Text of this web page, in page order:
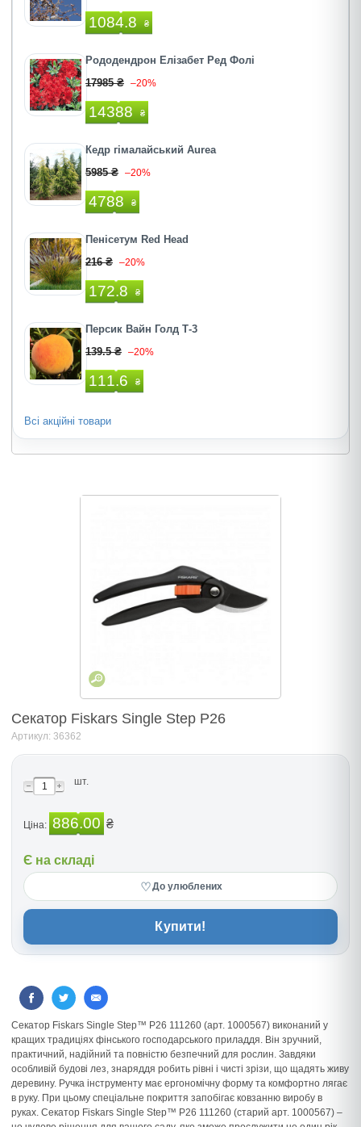
1084.8 ₴
Рододендрон Елізабет Ред Фолі
17985 ₴ –20%
14388 ₴
Кедр гімалайський Aurea
5985 ₴ –20%
4788 ₴
Пенiсетум Red Head
216 ₴ –20%
172.8 ₴
Персик Вайн Голд Т-3
139.5 ₴ –20%
111.6 ₴
Всі акційні товари
Секатор Fiskars Single Step P26
Артикул: 36362
шт.
Ціна: 886.00 ₴
Є на складі
♡До улюблених
Купити!
Секатор Fiskars Single Step™ P26 111260 (арт. 1000567) виконаний у
кращих традиціях фінського господарського приладдя. Він зручний,
практичний, надійний та повністю безпечний для рослин. Завдяки
особливій будові лез, знаряддя робить рівні і чисті зрізи, що щадять живу
деревину. Ручка інструменту має ергономічну форму та комфортно лягає
в руку. При цьому спеціальне покриття запобігає ковзанню виробу в
руках. Секатор Fiskars Single Step™ P26 111260 (старий арт. 1000567) –